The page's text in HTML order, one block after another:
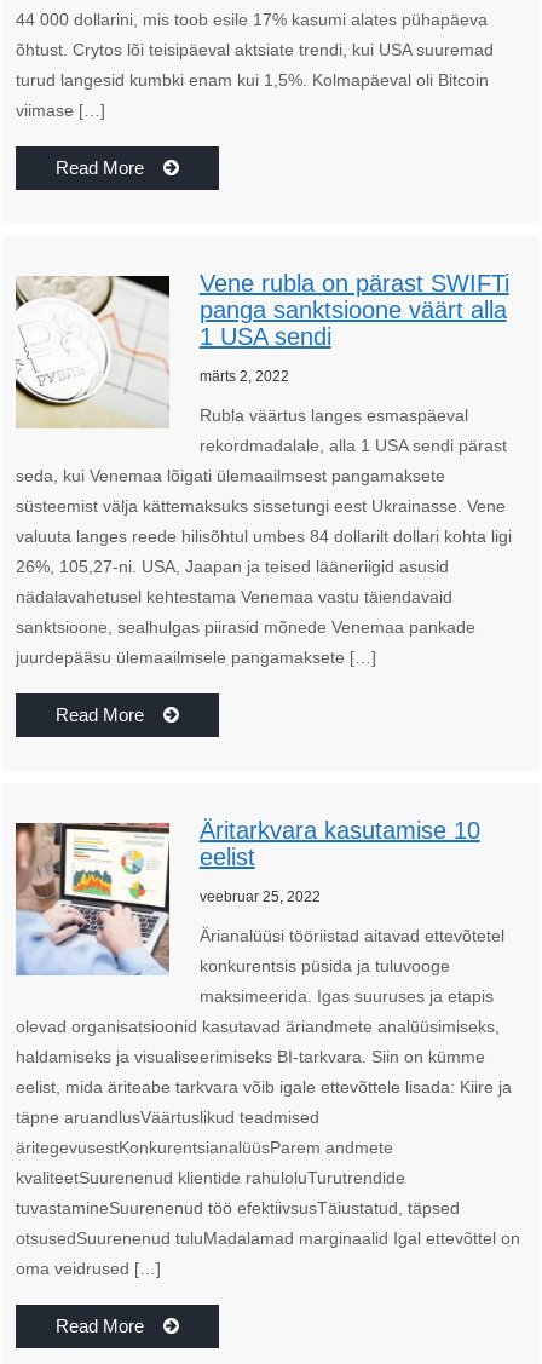
44 000 dollarini, mis toob esile 17% kasumi alates pühapäeva
õhtust. Crytos lõi teisipäeval aktsiate trendi, kui USA suuremad
turud langesid kumbki enam kui 1,5%. Kolmapäeval oli Bitcoin
viimase […]
Read More
Vene rubla on pärast SWIFTi
panga sanktsioone väärt alla
1 USA sendi
märts 2, 2022
Rubla väärtus langes esmaspäeval
rekordmadalale, alla 1 USA sendi pärast
seda, kui Venemaa lõigati ülemaailmsest pangamaksete
süsteemist välja kättemaksuks sissetungi eest Ukrainasse. Vene
valuuta langes reede hilisõhtul umbes 84 dollarilt dollari kohta ligi
26%, 105,27-ni. USA, Jaapan ja teised lääneriigid asusid
nädalavahetusel kehtestama Venemaa vastu täiendavaid
sanktsioone, sealhulgas piirasid mõnede Venemaa pankade
juurdepääsu ülemaailmsele pangamaksete […]
Read More
Äritarkvara kasutamise 10
eelist
veebruar 25, 2022
Ärianalüüsi tööriistad aitavad ettevõtetel
konkurentsis püsida ja tuluvooge
maksimeerida. Igas suuruses ja etapis
olevad organisatsioonid kasutavad äriandmete analüüsimiseks,
haldamiseks ja visualiseerimiseks BI-tarkvara. Siin on kümme
eelist, mida äriteabe tarkvara võib igale ettevõttele lisada: Kiire ja
täpne aruandlusVäärtuslikud teadmised
äritegevusestKonkurentsianalüüsParem andmete
kvaliteetSuurenenud klientide rahuloluTurutrendide
tuvastamineSuurenenud töö efektiivsusTäiustatud, täpsed
otsusedSuurenenud tuluMadalamad marginaalid Igal ettevõttel on
oma veidrused […]
Read More